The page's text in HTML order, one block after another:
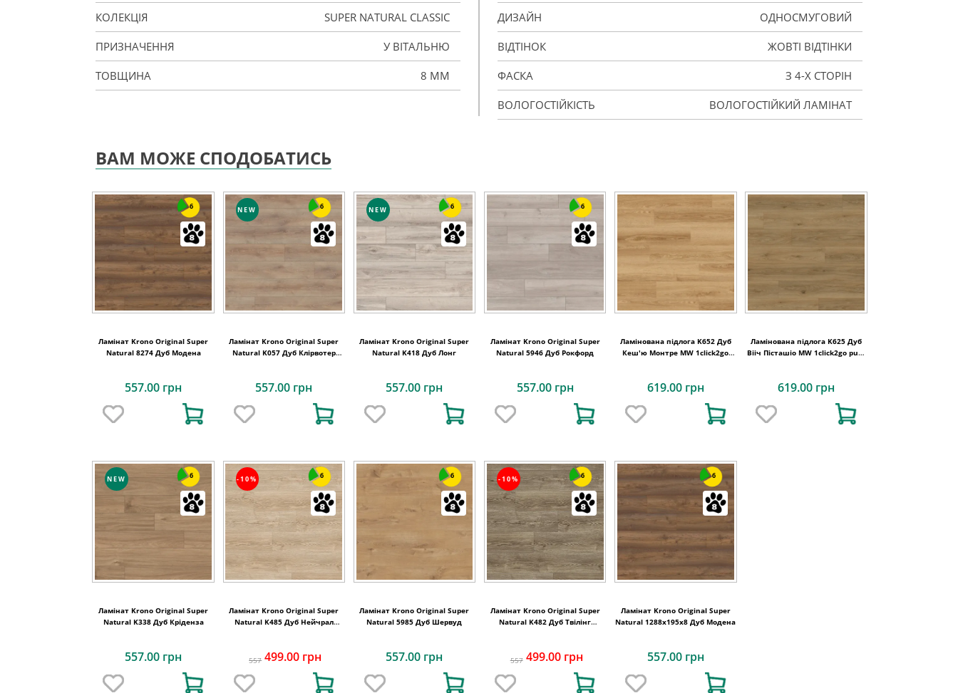
КОЛЕКЦІЯ SUPER NATURAL CLASSIC
ПРИЗНАЧЕННЯ У ВІТАЛЬНЮ
ТОВЩИНА 8 ММ
ДИЗАЙН ОДНОСМУГОВИЙ
ВІДТІНОК ЖОВТІ ВІДТІНКИ
ФАСКА З 4-Х СТОРІН
ВОЛОГОСТІЙКІСТЬ ВОЛОГОСТІЙКИЙ ЛАМІНАТ
ВАМ МОЖЕ СПОДОБАТИСЬ
6
Ламінат Krono Original Super
Natural 8274 Дуб Модена
557.00 грн
NEW 6
Ламінат Krono Original Super
Natural K057 Дуб Клірвотер
557.00 грн
NEW 6
Ламінат Krono Original Super
Natural K418 Дуб Лонг
557.00 грн
6
Ламінат Krono Original Super
Natural 5946 Дуб Рокфорд
557.00 грн
Ламінована підлога K652 Дуб
Кеш'ю Монтре MW 1click2go
619.00 грн
Ламінована підлога K625 Дуб
Вііч Пісташіо MW 1click2go pure
619.00 грн
NEW 6
Ламінат Krono Original Super
Natural K338 Дуб Кріденза
557.00 грн
-10% 6
Ламінат Krono Original Super
Natural K485 Дуб Нейчрал
557 499.00 грн
6
Ламінат Krono Original Super
Natural 5985 Дуб Шервуд
557.00 грн
-10% 6
Ламінат Krono Original Super
Natural K482 Дуб Твілінг
557 499.00 грн
6
Ламінат Krono Original Super
Natural 1288x195x8 Дуб Модена
557.00 грн